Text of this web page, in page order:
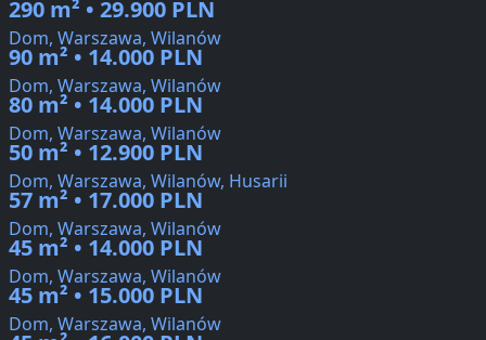
290 m² • 29.900 PLN
Dom, Warszawa, Wilanów
90 m² • 14.000 PLN
Dom, Warszawa, Wilanów
80 m² • 14.000 PLN
Dom, Warszawa, Wilanów
50 m² • 12.900 PLN
Dom, Warszawa, Wilanów, Husarii
57 m² • 17.000 PLN
Dom, Warszawa, Wilanów
45 m² • 14.000 PLN
Dom, Warszawa, Wilanów
45 m² • 15.000 PLN
Dom, Warszawa, Wilanów